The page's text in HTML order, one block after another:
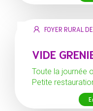
FOYER RURAL
VIDE
Toute la journée
Petite